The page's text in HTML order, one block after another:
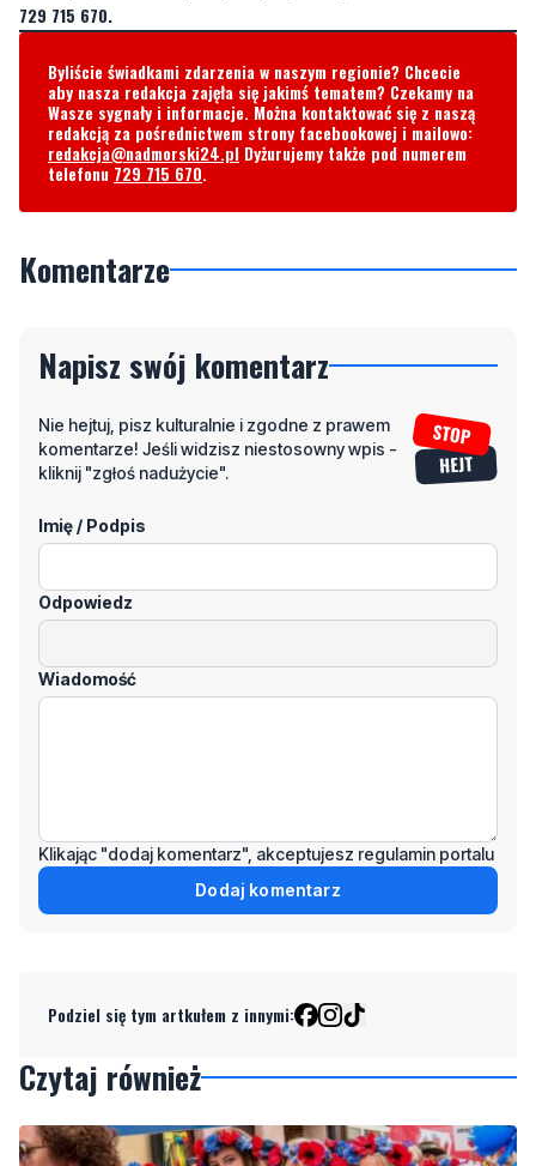
729 715 670.
Byliście świadkami zdarzenia w naszym regionie? Chcecie
aby nasza redakcja zajęła się jakimś tematem? Czekamy na
Wasze sygnały i informacje. Można kontaktować się z naszą
redakcją za pośrednictwem strony facebookowej i mailowo:
redakcja@nadmorski24.pl Dyżurujemy także pod numerem
telefonu 729 715 670.
Komentarze
Napisz swój komentarz
Nie hejtuj, pisz kulturalnie i zgodne z prawem
komentarze! Jeśli widzisz niestosowny wpis -
kliknij "zgłoś nadużycie".
Imię / Podpis
Odpowiedz
Wiadomość
Klikając "dodaj komentarz", akceptujesz regulamin portalu
Dodaj komentarz
Podziel się tym artkułem z innymi:
Czytaj również